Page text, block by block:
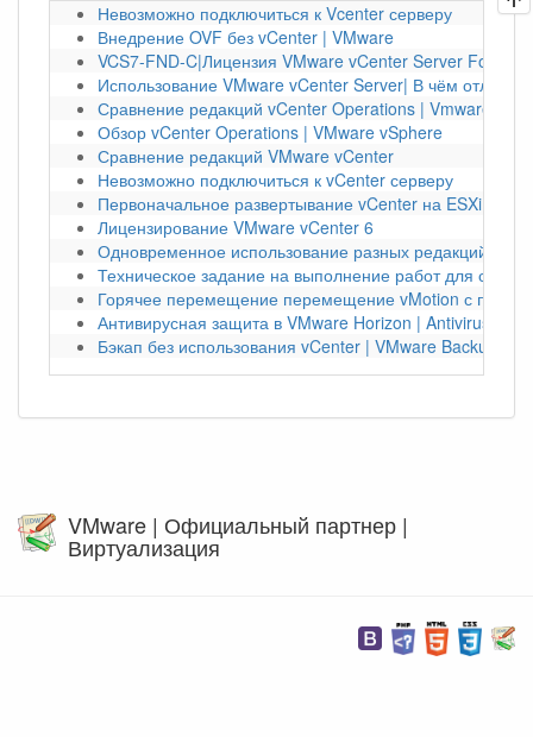
Невозможно подключиться к Vcenter серверу
Внедрение OVF без vCenter | VMware
VCS7-FND-C|Лицензия VMware vCenter Server
Использование VMware vCenter Server| В чём
Сравнение редакций vCenter Operations | Vmware
Обзор vCenter Operations | VMware vSphere
Сравнение редакций VMware vCenter
Невозможно подключиться к vCenter серверу
Первоначальное развертывание vCenter на ESXi |
Лицензирование VMware vCenter 6
Одновременное использование разных редакций
Техническое задание на выполнение работ для
Горячее перемещение перемещение vMotion с
Антивирусная защита в VMware Horizon | Antivirus
Бэкап без использования vCenter | VMware Backup
VMware | Официальный партнер |
Виртуализация